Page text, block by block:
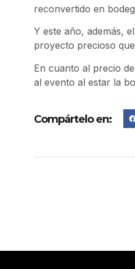
reconvertido en
Y este año, además,
proyecto precioso
En cuanto al precio
al evento al estar la
Compártelo en: